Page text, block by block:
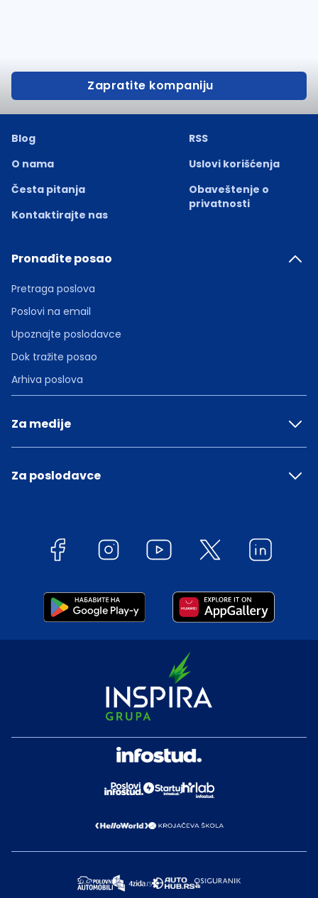
Zapratite kompaniju
Blog
O nama
Česta pitanja
Kontaktirajte nas
RSS
Uslovi korišćenja
Obaveštenje o
privatnosti
Pronađite posao
Pretraga poslova
Poslovi na email
Upoznajte poslodavce
Dok tražite posao
Arhiva poslova
Za medije
Za poslodavce